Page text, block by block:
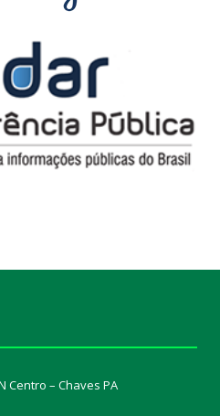
Centro – Chaves PA